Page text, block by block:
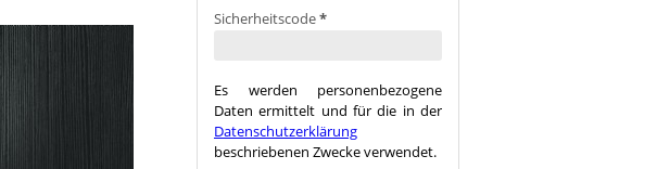
Sicherheitscode*
Es werden personenbezogene
Daten ermittelt und für die in der
Datenschutzerklärung
beschriebenen Zwecke verwendet.